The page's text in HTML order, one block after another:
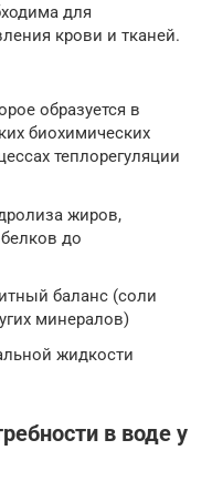
для
крови и тканей.
образуется в
биохимических
теплорегуляции
жиров,
до
баланс (соли
минералов)
жидкости
в воде у